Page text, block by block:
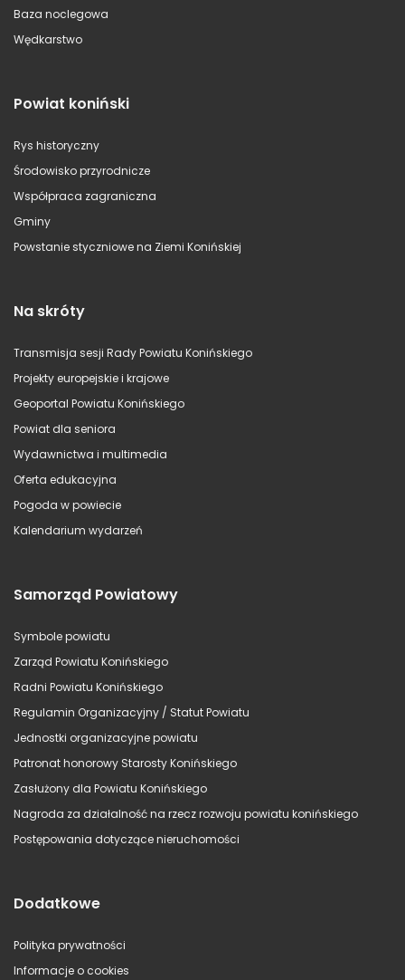
Baza noclegowa
Wędkarstwo
Powiat koniński
Rys historyczny
Środowisko przyrodnicze
Współpraca zagraniczna
Gminy
Powstanie styczniowe na Ziemi Konińskiej
Na skróty
Transmisja sesji Rady Powiatu Konińskiego
Projekty europejskie i krajowe
Geoportal Powiatu Konińskiego
Powiat dla seniora
Wydawnictwa i multimedia
Oferta edukacyjna
Pogoda w powiecie
Kalendarium wydarzeń
Samorząd Powiatowy
Symbole powiatu
Zarząd Powiatu Konińskiego
Radni Powiatu Konińskiego
Regulamin Organizacyjny / Statut Powiatu
Jednostki organizacyjne powiatu
Patronat honorowy Starosty Konińskiego
Zasłużony dla Powiatu Konińskiego
Nagroda za działalność na rzecz rozwoju powiatu konińskiego
Postępowania dotyczące nieruchomości
Dodatkowe
Polityka prywatności
Informacje o cookies